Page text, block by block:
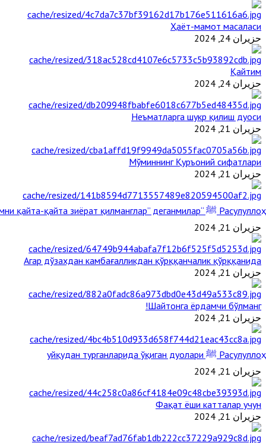
Ҳаёт-мамот масаласи
حزيران 24, 2024
Қайтим
حزيران 24, 2024
Неъматларга шукр қилиш дуоси
حزيران 21, 2024
Мўминнинг Қуръоний сифатлари
حزيران 21, 2024
Расулуллоҳ ﷺ “Қабримни қайта-қайта зиёрат қилманглар” деганмилар?
حزيران 21, 2024
Агар дўзахдан камбағалликдан қўрққанчалик қўрққанида
حزيران 21, 2024
Шайтонга ёрдамчи бўлманг!
حزيران 21, 2024
Расулуллоҳ ﷺ уйқудан турганларида ўқиган дуолари
حزيران 21, 2024
Фақат ёши катталар учун
حزيران 21, 2024